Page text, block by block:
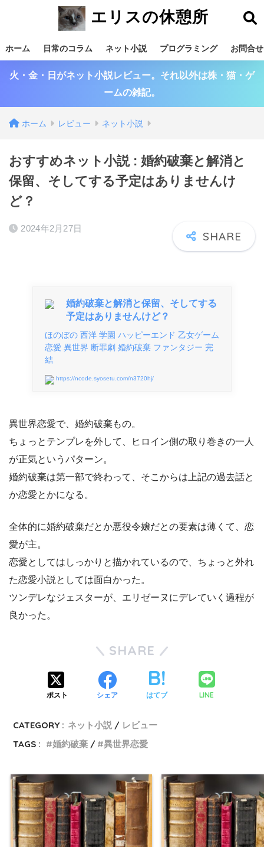
エリスの休憩所
ホーム 日常のコラム ネット小説 プログラミング お問合せ
火・金・日がネット小説レビュー。それ以外は株・猫・ゲ
ームの雑記。
ホーム レビュー ネット小説
おすすめネット小説 : 婚約破棄と解消と
保留、そしてする予定はありませんけ
ど？
2024年2月27日
婚約破棄と解消と保留、そしてする
予定はありませんけど？
ほのぼの 西洋 学園 ハッピーエンド 乙女ゲーム
恋愛 異世界 断罪劇 婚約破棄 ファンタジー 完
結
https://ncode.syosetu.com/n3720hj/
異世界恋愛で、婚約破棄もの。
ちょっとテンプレを外して、ヒロイン側の取り巻きの一人
が正気というパターン。
婚約破棄は第一部で終わって、そこからは上記の過去話と
か恋愛とかになる。
全体的に婚約破棄だとか悪役令嬢だとの要素は薄くて、恋
愛が主。
恋愛としてはしっかりと描かれているので、ちょっと外れ
た恋愛小説としては面白かった。
ツンデレなジェスターが、エリゼーヌにデレていく過程が
良かった。
SHARE
ポスト シェア はてブ LINE
CATEGORY : ネット小説
レビュー
TAGS :
婚約破棄 異世界恋愛